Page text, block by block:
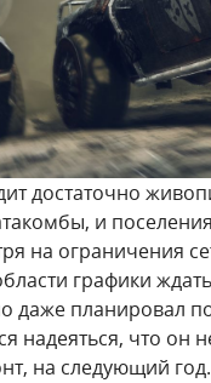
достаточно
и
на ограничения
графики
даже планировал
надеяться, что он
на следующий год.